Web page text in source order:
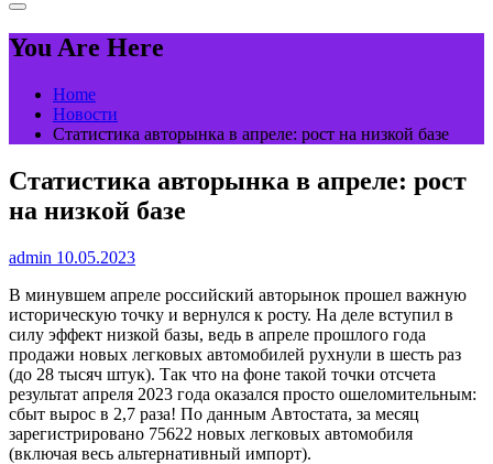
You Are Here
Home
Новости
Статистика авторынка в апреле: рост на низкой базе
Статистика авторынка в апреле: рост
на низкой базе
admin 10.05.2023
В минувшем апреле российский авторынок прошел важную
историческую точку и вернулся к росту. На деле вступил в
силу эффект низкой базы, ведь в апреле прошлого года
продажи новых легковых автомобилей рухнули в шесть раз
(до 28 тысяч штук). Так что на фоне такой точки отсчета
результат апреля 2023 года оказался просто ошеломительным:
сбыт вырос в 2,7 раза! По данным Автостата, за месяц
зарегистрировано 75622 новых легковых автомобиля
(включая весь альтернативный импорт).